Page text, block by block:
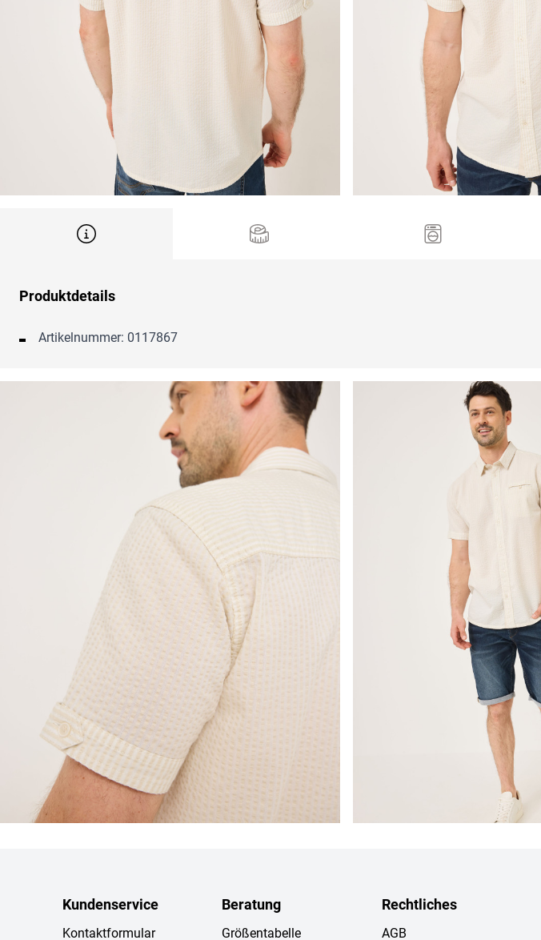
Produktdetails
Artikelnummer: 0117867
Kundenservice
Kontaktformular
Beratung
Größentabelle
Rechtliches
AGB